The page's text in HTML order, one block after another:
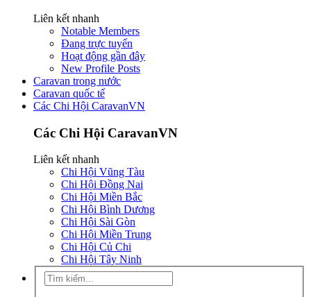
Liên kết nhanh
Notable Members
Đang trực tuyến
Hoạt động gần đây
New Profile Posts
Caravan trong nước
Caravan quốc tế
Các Chi Hội CaravanVN
Các Chi Hội CaravanVN
Liên kết nhanh
Chi Hội Vũng Tàu
Chi Hội Đồng Nai
Chi Hội Miền Bắc
Chi Hội Bình Dương
Chi Hội Sài Gòn
Chi Hội Miền Trung
Chi Hội Củ Chi
Chi Hội Tây Ninh